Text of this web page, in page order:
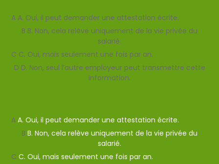
A A. Oui, il peut demander une attestation écrite.
B B. Non, cela relève uniquement de la vie privée du
salarié.
C C. Oui, mais seulement une fois par an.
D D. Non, seul l’autre employeur peut transmettre cette
information.
A A. Oui, il peut demander une attestation écrite.
B B. Non, cela relève uniquement de la vie privée du
salarié.
C C. Oui, mais seulement une fois par an.